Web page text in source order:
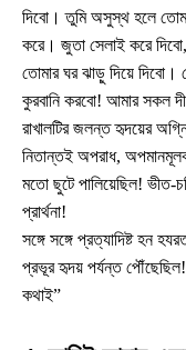
দিবো। তুমি অসুস্থ হলে
করে। জুতা সেলাই করে
তোমার ঘর ঝাড়ু দিয়ে
কুরবানি করবো! আমার সকল
রাখালটির জলন্ত হৃদয়ের
নিতান্তই অপরাধ,
মতো ছুটে পালিয়েছিল! ভীত-
প্রার্থনা!
সঙ্গে সঙ্গে প্রত্যাদিষ্ট হন
প্রভূর হৃদয় পর্যন্ত
কথাই”